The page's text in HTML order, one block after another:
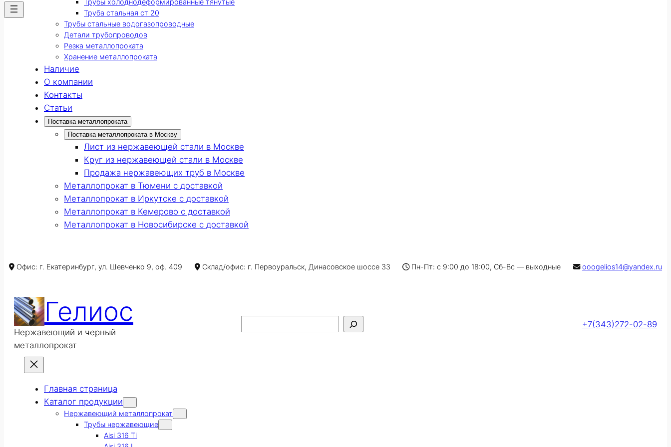
Труба стальная ст 20
Трубы стальные водогазопроводные
Детали трубопроводов
Резка металлопроката
Хранение металлопроката
Наличие
О компании
Контакты
Статьи
Поставка металлопроката
Поставка металлопроката в Москву
Лист из нержавеющей стали в Москве
Круг из нержавеющей стали в Москве
Продажа нержавеющих труб в Москве
Металлопрокат в Тюмени с доставкой
Металлопрокат в Иркутске с доставкой
Металлопрокат в Кемерово с доставкой
Металлопрокат в Новосибирске с доставкой
Офис: г. Екатеринбург, ул. Шевченко 9, оф. 409 Склад/офис: г. Первоуральск, Динасовское шоссе 33 Пн-Пт: с 9:00 до 18:00, Сб-Вс — выходные ooogelios14@yandex.ru
Гелиос
Нержавеющий и черный
металлопрокат
+7(343)272-02-89
Главная страница
Каталог продукции
Нержавеющий металлопрокат
Трубы нержавеющие
Aisi 316 Ti